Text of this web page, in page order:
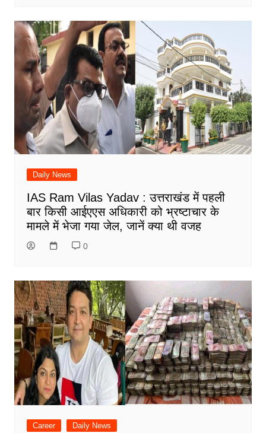
Daily News
IAS Ram Vilas Yadav : उत्तराखंड में पहली
बार किसी आईएएस अधिकारी को भ्रष्टाचार के
मामले में भेजा गया जेल, जानें क्या थी वजह
0
Career Daily News